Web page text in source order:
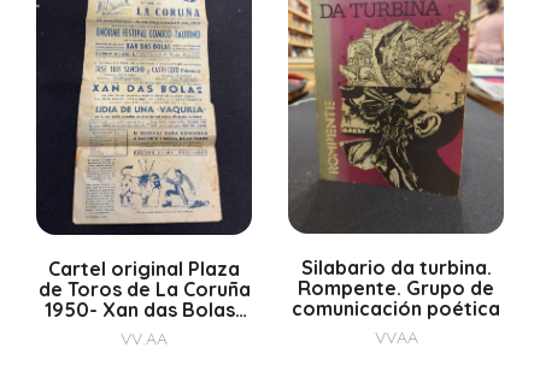
Cartel original Plaza
de Toros de La Coruña
1950- Xan das Bolas-
Festival cómico
taurino-Fiestas de La...
VV.AA
Silabario da turbina.
Rompente. Grupo de
comunicación poética
VVAA